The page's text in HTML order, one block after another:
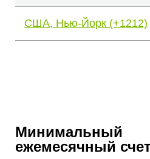
США, Нью-Йорк (+1212)
Минимальный
ежемесячный